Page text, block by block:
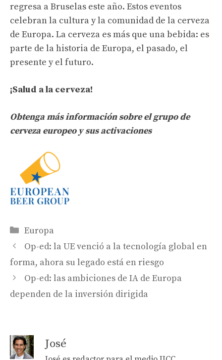
regresa a Bruselas este año. Estos eventos
celebran la cultura y la comunidad de la cerveza
de Europa. La cerveza es más que una bebida: es
parte de la historia de Europa, el pasado, el
presente y el futuro.
¡Salud a la cerveza!
Obtenga más información sobre el grupo de
cerveza europeo y sus activaciones
Categories
Europa
Op-ed: la UE venció a la tecnología global en
forma, ahora su legado está en riesgo
Op-ed: las ambiciones de IA de Europa
dependen de la inversión dirigida
José